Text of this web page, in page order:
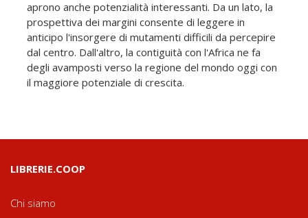
aprono anche potenzialità interessanti. Da un lato, la
prospettiva dei margini consente di leggere in
anticipo l'insorgere di mutamenti difficili da percepire
dal centro. Dall'altro, la contiguità con l'Africa ne fa
degli avamposti verso la regione del mondo oggi con
il maggiore potenziale di crescita.
LIBRERIE.COOP
Chi siamo